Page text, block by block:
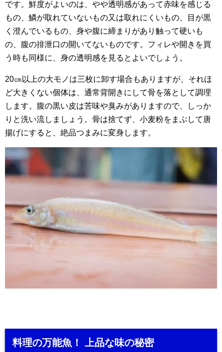
です。鮮度がよいのは、やや透明感があって赤味を感じる
もの、鱗が取れていないもの又は取れにくいもの、目が黒
く澄んでいるもの、身や腹に締まりがあり触って硬いも
の、腹の排泄口の開いてないものです。フィレや開きを買
う時も同様に、身の透明感を見るとよいでしょう。
20㎝以上の大モノは三枚に卸す場合もありますが、それほ
ど大きくない個体は、通常背開きにして骨を落として調理
します。腹の黒い皮は苦味や臭みがありますので、しっか
りと洗い流しましょう。骨は捨てず、小麦粉をまぶして唐
揚げにすると、絶品つまみに変身します。
料理の万能魚！ 上品な味の秘密